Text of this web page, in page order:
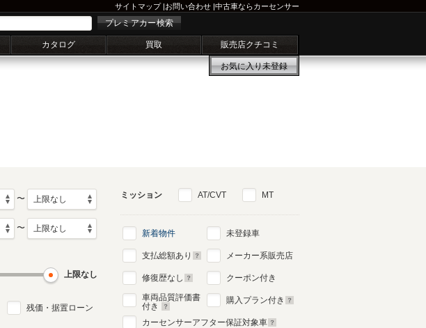
サイトマップ|お問い合わせ |中古車ならカーセンサー
プレミアカー検索
カタログ 買取 販売店クチコミ
お気に入り未登録
〜
〜
上限なし
残価・据置ローン
ミッション AT/CVT MT
新着物件
支払総額あり
修復歴なし
車両品質評価書
付き
未登録車
メーカー系販売店
クーポン付き
購入プラン付き
カーセンサーアフター保証対象車